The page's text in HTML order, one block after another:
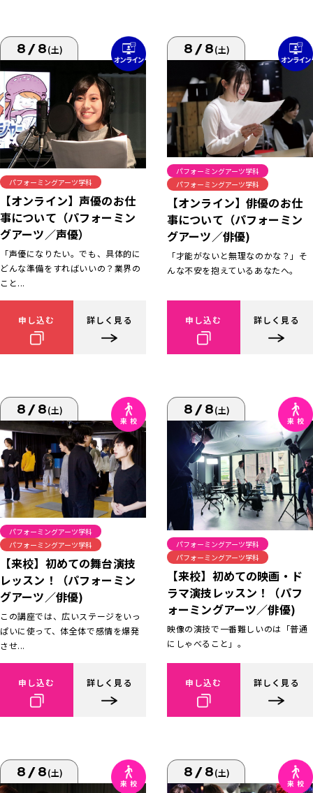
8/8(土)
パフォーミングアーツ学科
【オンライン】声優のお仕
事について（パフォーミン
グアーツ／声優）
「声優になりたい。でも、具体的に
どんな準備をすればいいの？業界の
こと...
申し込む 詳しく見る
8/8(土)
パフォーミングアーツ学科
パフォーミングアーツ学科
【オンライン】俳優のお仕
事について（パフォーミン
グアーツ／俳優)
「才能がないと無理なのかな？」そ
んな不安を抱えているあなたへ。
申し込む 詳しく見る
8/8(土)
パフォーミングアーツ学科
パフォーミングアーツ学科
【来校】初めての舞台演技
レッスン！（パフォーミン
グアーツ／俳優)
この講座では、広いステージをいっ
ぱいに使って、体全体で感情を爆発
させ...
申し込む 詳しく見る
8/8(土)
パフォーミングアーツ学科
パフォーミングアーツ学科
【来校】初めての映画・ド
ラマ演技レッスン！（パフ
ォーミングアーツ／俳優)
映像の演技で一番難しいのは「普通
にしゃべること」。
申し込む 詳しく見る
8/8(土) 8/8(土)